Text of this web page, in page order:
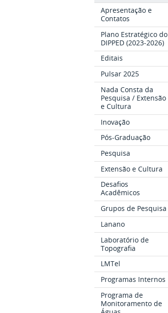
Apresentação e
Contatos
Plano Estratégico do
DIPPED (2023-2026)
Editais
Pulsar 2025
Nada Consta da
Pesquisa / Extensão
e Cultura
Inovação
Pós-Graduação
Pesquisa
Extensão e Cultura
Desafios
Acadêmicos
Grupos de Pesquisa
Lanano
Laboratório de
Topografia
LMTel
Programas Internos
Programa de
Monitoramento de